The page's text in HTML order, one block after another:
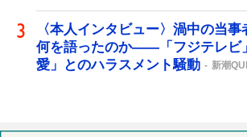
〈本人インタビュー〉渦中の当
何を語ったのか――「フジテレビ
愛」とのハラスメント騒動
新潮